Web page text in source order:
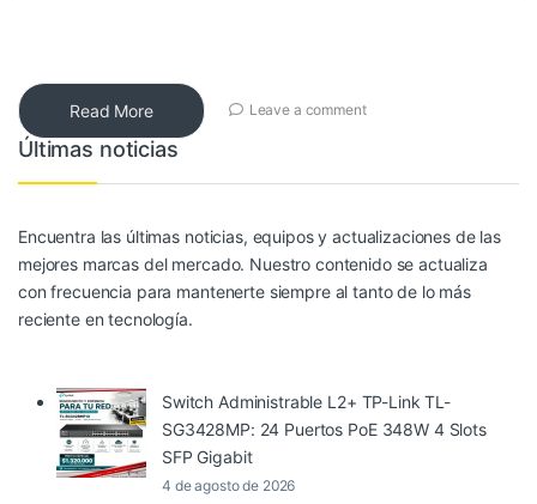
Read More Leave a comment
Últimas noticias
Encuentra las últimas noticias, equipos y actualizaciones de las
mejores marcas del mercado. Nuestro contenido se actualiza
con frecuencia para mantenerte siempre al tanto de lo más
reciente en tecnología.
Switch Administrable L2+ TP-Link TL-
SG3428MP: 24 Puertos PoE 348W 4 Slots
SFP Gigabit
4 de agosto de 2026